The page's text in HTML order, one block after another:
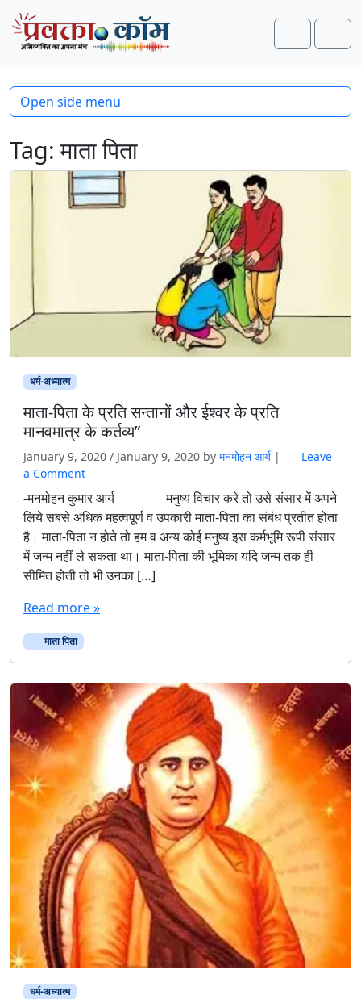
Skip to content
Skip to footer
Search
Tag:माता पिता
धर्म-अध्यात्म
माता-पिता के प्रति सन्तानों और ईश्वर के प्रति
मानवमात्र के कर्तव्य”
January 9, 2020 / January 9, 2020 by मनमोहन आर्य |
Leave
a Comment
-मनमोहन कुमार आर्य मनुष्य विचार करे तो उसे संसार में अपने
लिये सबसे अधिक महत्वपूर्ण व उपकारी माता-पिता का संबंध प्रतीत होता
है। माता-पिता न होते तो हम व अन्य कोई मनुष्य इस कर्मभूमि रूपी संसार
में जन्म नहीं ले सकता था। माता-पिता की भूमिका यदि जन्म तक ही
सीमित होती तो भी उनका […]
Read more »
माता पिता
धर्म-अध्यात्म
Open side menu